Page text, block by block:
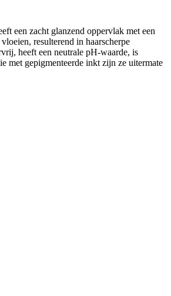
een zacht glanzend oppervlak met een
resulterend in haarscherpe
heeft een neutrale pH-waarde, is
met gepigmenteerde inkt zijn ze uitermate